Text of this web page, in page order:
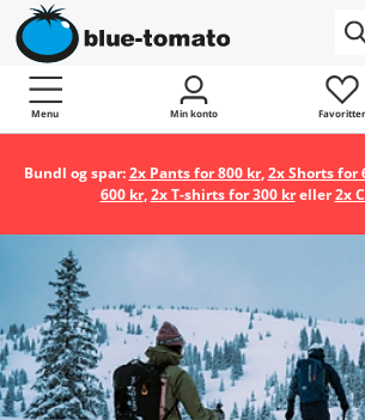
Menu Min konto Favoritter
Bundl og spar:2x Pants for 800 kr,2x Shorts for
600 kr,2x T-shirts for 300 kreller2x